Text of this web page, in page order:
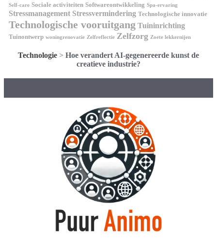
Self-care Sociale activiteiten Softwareontwikkeling Spa-ervaring
Stressmanagement Stressvermindering Technologische innovatie
Technologische vooruitgang Tuininrichting
Tuinontwerp woningrenovatie Zelfreflectie Zelfzorg Zoete lekkernijen
Technologie > Hoe verandert AI-gegenereerde kunst de
creatieve industrie?